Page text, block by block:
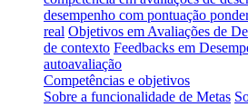
desempenho com pontuação
real Objetivos em Avaliações de
de contexto Feedbacks em
autoavaliação
Competências e objetivos
Sobre a funcionalidade de Metas